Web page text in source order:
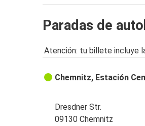
Paradas de
Atención: tu billete incluye
Chemnitz, Estación
Dresdner Str.
09130 Chemnitz